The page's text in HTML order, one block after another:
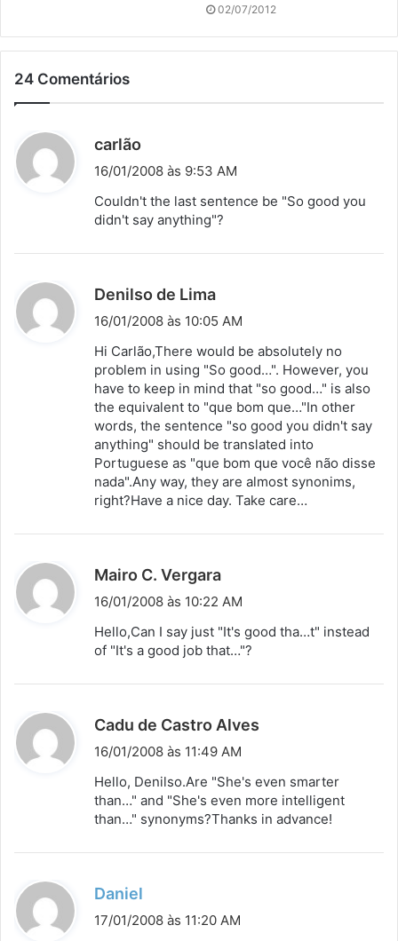
02/07/2012
24 Comentários
carlão
i
s
16/01/2008 às 9:53 AM
Couldn't the last sentence be "So good you
didn't say anything"?
Denilso de Lima
i
s
e
:
16/01/2008 às 10:05 AM
Hi Carlão,There would be absolutely no
problem in using "So good…". However, you
have to keep in mind that "so good…" is also
the equivalent to "que bom que…"In other
words, the sentence "so good you didn't say
anything" should be translated into
Portuguese as "que bom que você não disse
nada".Any way, they are almost synonims,
right?Have a nice day. Take care…
Mairo C. Vergara
i
s
16/01/2008 às 10:22 AM
Hello,Can I say just "It's good tha…t" instead
of "It's a good job that…"?
Cadu de Castro Alves
s
e
16/01/2008 às 11:49 AM
Hello, Denilso.Are "She's even smarter
than…" and "She's even more intelligent
than…" synonyms?Thanks in advance!
Daniel
i
17/01/2008 às 11:20 AM